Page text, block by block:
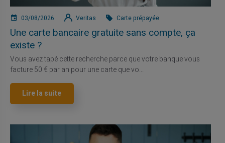
03/08/2026 Veritas Carte prépayée
Une carte bancaire gratuite sans compte, ça
existe ?
Vous avez tapé cette recherche parce que votre banque vous
facture 50 € par an pour une carte que vo...
Lire la suite